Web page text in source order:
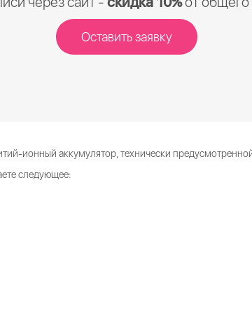
Оставить заявку
ионный аккумулятор, технически
следующее: